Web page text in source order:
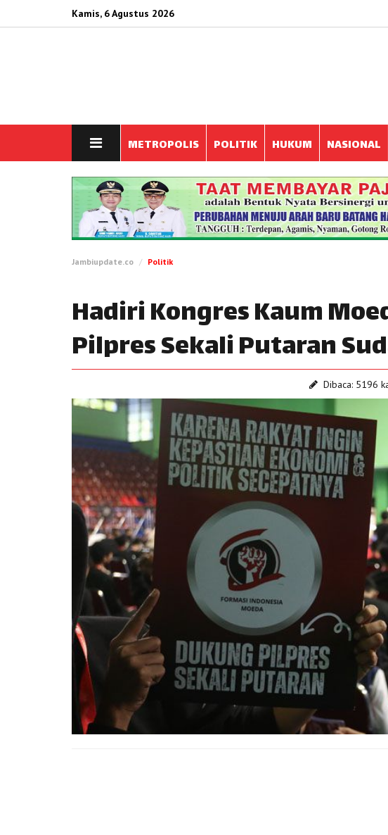
Kamis, 6 Agustus 2026
METROPOLIS POLITIK HUKUM NASIONAL
Jambiupdate.co Politik
Hadiri Kongres Kaum
Pilpres Sekali Putaran
Dibaca: 5196